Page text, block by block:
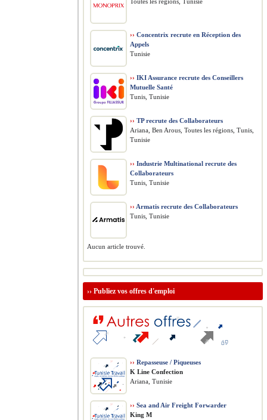
›› Concentrix recrute en Réception des
Appels
Tunisie
›› IKI Assurance recrute des Conseillers
Mutuelle Santé
Tunis, Tunisie
›› TP recrute des Collaborateurs
Ariana, Ben Arous, Toutes les régions, Tunis,
Tunisie
›› Industrie Multinational recrute des
Collaborateurs
Tunis, Tunisie
›› Armatis recrute des Collaborateurs
Tunis, Tunisie
Aucun article trouvé.
›› Publiez vos offres d'emploi
›› Repasseuse / Piqueuses
K Line Confection
Ariana, Tunisie
›› Sea and Air Freight Forwarder
King M